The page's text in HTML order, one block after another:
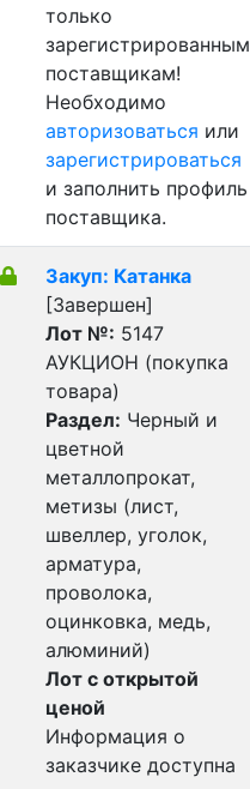
только
зарегистрированным
поставщикам!
Необходимо
авторизоваться или
зарегистрироваться
и заполнить профиль
поставщика.
Закуп: Катанка
[Завершен]
Лот №: 5147
АУКЦИОН (покупка
товара)
Раздел: Черный и
цветной
металлопрокат,
метизы (лист,
швеллер, уголок,
арматура,
проволока,
оцинковка, медь,
алюминий)
Лот с открытой
ценой
Информация о
заказчике доступна